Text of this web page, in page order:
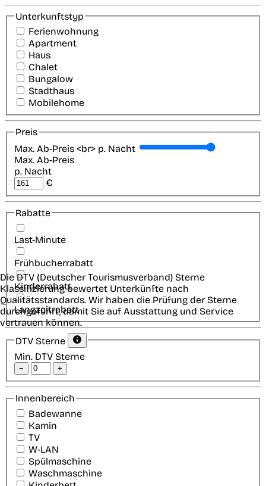
Unterkunftstyp
Ferienwohnung
Apartment
Haus
Chalet
Bungalow
Stadthaus
Mobilehome
Preis
Max. Ab-Preis <br> p. Nacht
Max. Ab-Preis
p. Nacht
€
Rabatte
Last-Minute
Frühbucherrabatt
Kinderrabatt
Langzeitrabatt
DTV Sterne
Min. DTV Sterne
− +
Die DTV (Deutscher Tourismusverband) Sterne
Klassifizierung bewertet Unterkünfte nach
Qualitätsstandards. Wir haben die Prüfung der Sterne
durchgeführt, damit Sie auf Ausstattung und Service
vertrauen können.
Innenbereich
Badewanne
Kamin
TV
W-LAN
Spülmaschine
Waschmaschine